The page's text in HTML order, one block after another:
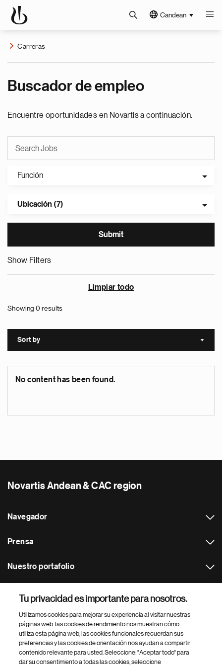
Candean
Carreras
Buscador de empleo
Encuentre oportunidades en Novartis a continuación.
Función
Ubicación (7)
Show Filters
Limpiar todo
Showing 0 results
Sort by Sort
No content has been found.
Novartis Andean & CAC region
Navegador
Prensa
Nuestro portafolio
Footer Site Search
Tu privacidad es importante para nosotros.
Utilizamos cookies para mejorar su experiencia al visitar nuestras
páginas web: las cookies de rendimiento nos muestran cómo
utiliza esta página web, las cookies funcionales recuerdan sus
preferencias y las cookies de orientación nos ayudan a compartir
contenido relevante para usted. Seleccione: "Aceptar todo" para
dar su consentimiento a todas las cookies, seleccione